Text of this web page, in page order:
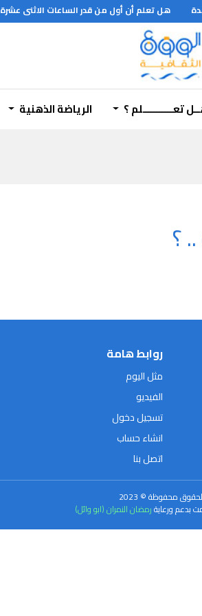
هل تعلم أن أول من قدر الساعات الاثنى عشرة ؟
تعـــــــــــلم ؟ الرياضة الذهنية
؟
روابط هامة
مثل اليوم
الفيديو
تسجيل دخول
انشاء حساب
اتصل بنا
محفوظة © 2023
بدعم ورعايةرمضان النمران (ابو وائل)